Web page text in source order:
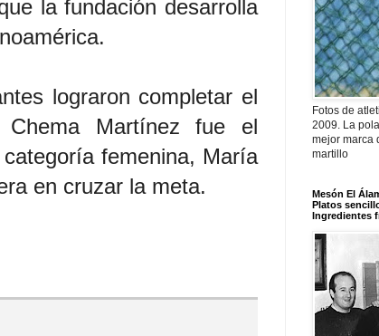
la fundación desarrolla
lograron completar el
Martínez fue el
femenina, María
en cruzar la meta.
Fotos de
2009. La
mejor marca
martillo
Mesón El
Platos
Ingredientes